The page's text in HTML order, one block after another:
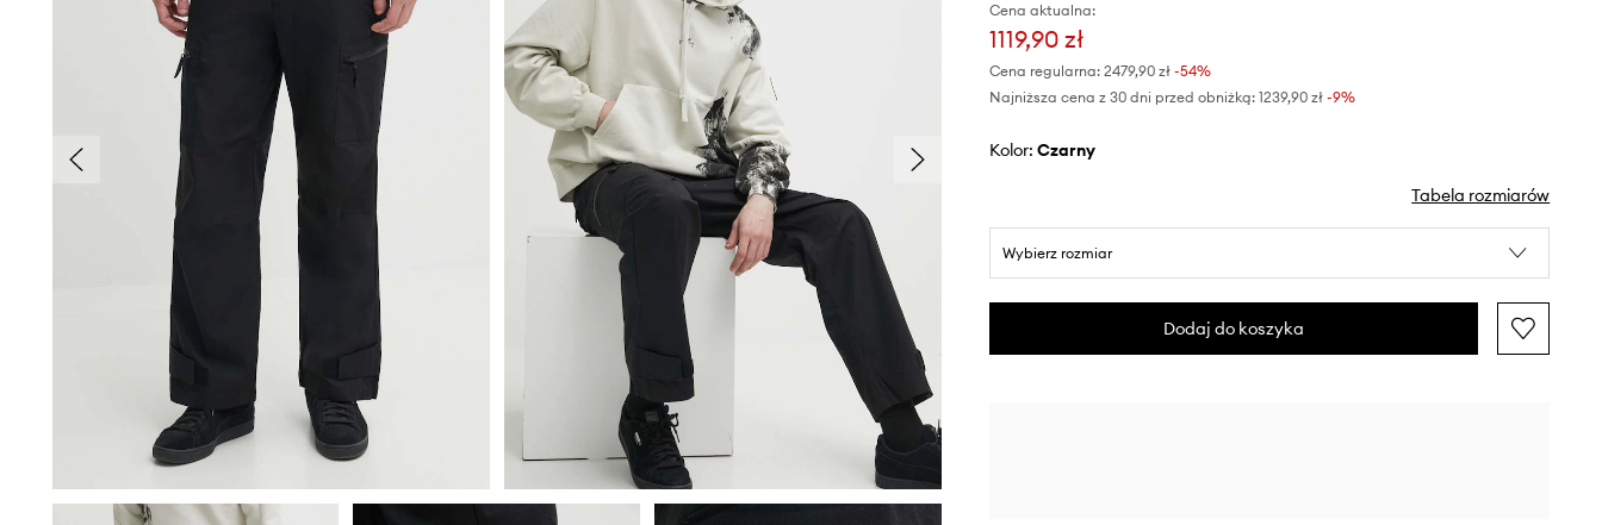
Cena aktualna:
1119,90 zł
Cena regularna: 2479,90 zł-54%
Najniższa cena z 30 dni przed obniżką: 1239,90 zł -9%
Kolor: czarny
Tabela rozmiarów
Wybierz rozmiar
Dodaj do koszyka